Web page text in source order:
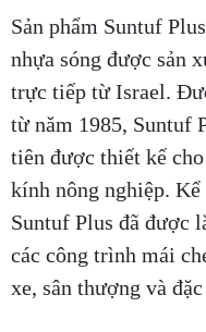
Sản phẩm Suntuf
nhựa sóng được sản
trực tiếp từ Israel.
từ năm 1985, Suntuf
tiên được thiết kế
kính nông nghiệp.
Suntuf Plus đã được
các công trình mái
xe, sân thượng và